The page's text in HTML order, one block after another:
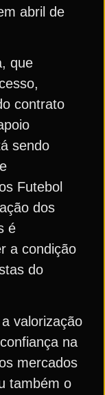
abril de
que
contrato
sendo
Futebol
dos
é
a condição
do
valorização
na
mercados
também o